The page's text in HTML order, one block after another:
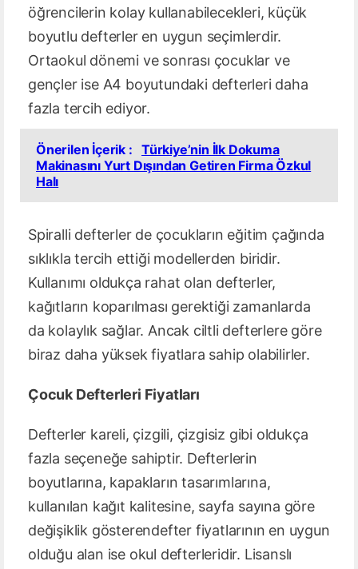
öğrencilerin kolay kullanabilecekleri, küçük
boyutlu defterler en uygun seçimlerdir.
Ortaokul dönemi ve sonrası çocuklar ve
gençler ise A4 boyutundaki defterleri daha
fazla tercih ediyor.
Önerilen İçerik :
Türkiye’nin İlk Dokuma
Makinasını Yurt Dışından Getiren Firma Özkul
Halı
Spiralli defterler de çocukların eğitim çağında
sıklıkla tercih ettiği modellerden biridir.
Kullanımı oldukça rahat olan defterler,
kağıtların koparılması gerektiği zamanlarda
da kolaylık sağlar. Ancak ciltli defterlere göre
biraz daha yüksek fiyatlara sahip olabilirler.
Çocuk Defterleri Fiyatları
Defterler kareli, çizgili, çizgisiz gibi oldukça
fazla seçeneğe sahiptir. Defterlerin
boyutlarına, kapakların tasarımlarına,
kullanılan kağıt kalitesine, sayfa sayına göre
değişiklik gösterendefter fiyatlarının en uygun
olduğu alan ise okul defterleridir. Lisanslı